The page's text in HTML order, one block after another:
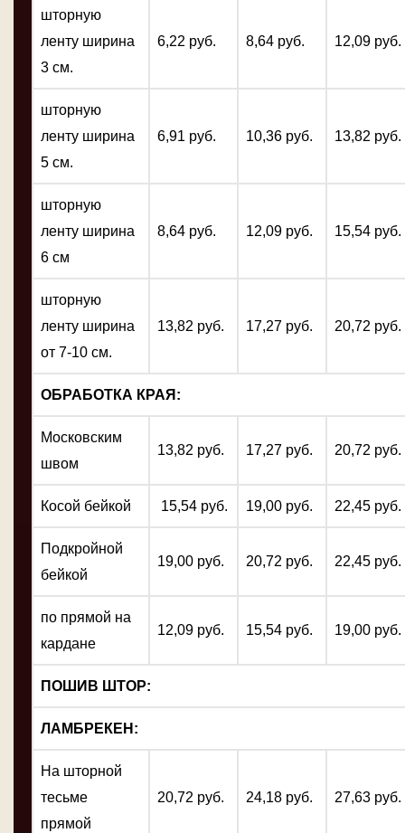
шторную
ленту ширина
3 см.
6,22 руб. 8,64 руб. 12,09 руб.
шторную
ленту ширина
5 см.
6,91 руб. 10,36 руб. 13,82 руб.
шторную
ленту ширина
6 см
8,64 руб. 12,09 руб. 15,54 руб.
шторную
ленту ширина
от 7-10 см.
13,82 руб. 17,27 руб. 20,72 руб.
ОБРАБОТКА КРАЯ:
Московским
швом
13,82 руб. 17,27 руб. 20,72 руб.
Косой бейкой 15,54 руб. 19,00 руб. 22,45 руб.
Подкройной
бейкой
19,00 руб. 20,72 руб. 22,45 руб.
по прямой на
кардане
12,09 руб. 15,54 руб. 19,00 руб.
ПОШИВ ШТОР:
ЛАМБРЕКЕН:
На шторной
тесьме
прямой
20,72 руб. 24,18 руб. 27,63 руб.